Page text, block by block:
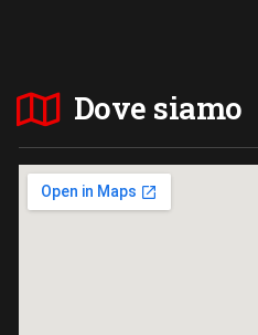
Dove siamo